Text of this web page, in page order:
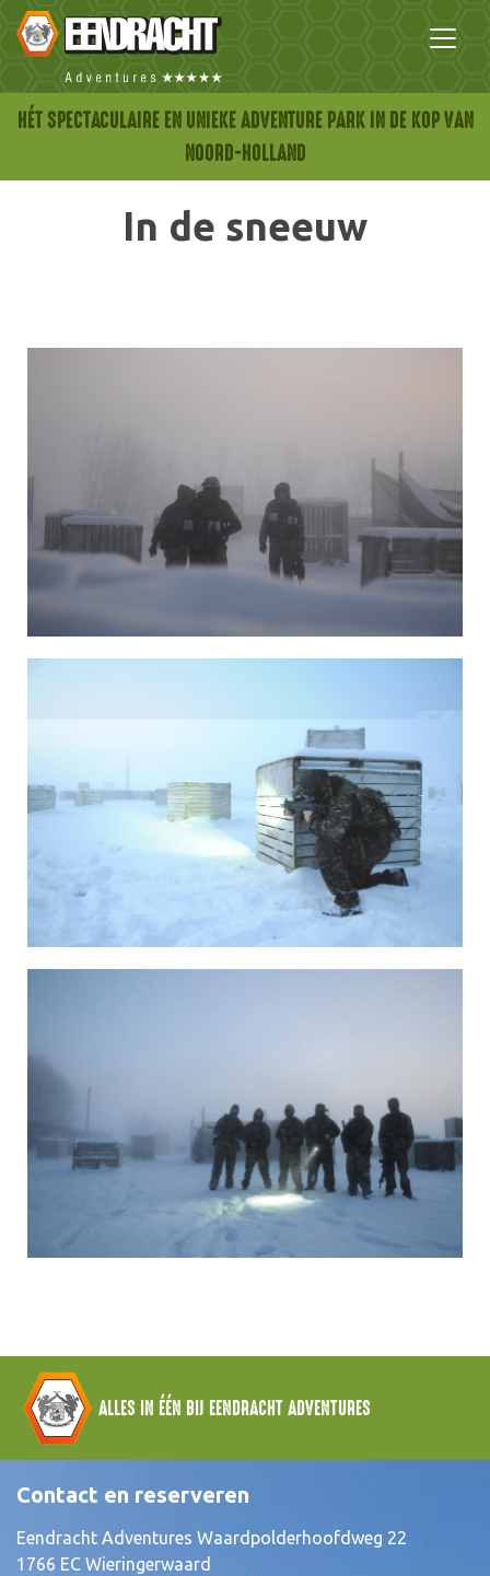
HÉT SPECTACULAIRE EN UNIEKE ADVENTURE PARK IN DE KOP VAN
NOORD-HOLLAND
In de sneeuw
ALLES IN ÉÉN BIJ EENDRACHT ADVENTURES
Contact en reserveren
Eendracht Adventures Waardpolderhoofdweg 22
1766 EC Wieringerwaard